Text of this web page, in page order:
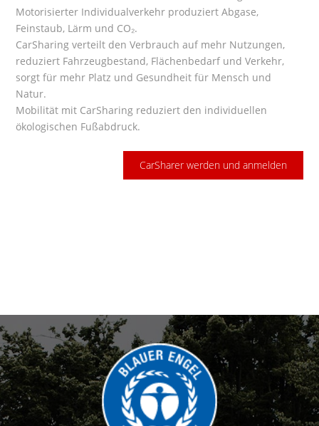
Motorisierter Individualverkehr produziert Abgase,
Feinstaub, Lärm und CO₂.
CarSharing verteilt den Verbrauch auf mehr Nutzungen,
reduziert Fahrzeugbestand, Flächenbedarf und Verkehr,
sorgt für mehr Platz und Gesundheit für Mensch und
Natur.
Mobilität mit CarSharing reduziert den individuellen
ökologischen Fußabdruck.
CarSharer werden und anmelden